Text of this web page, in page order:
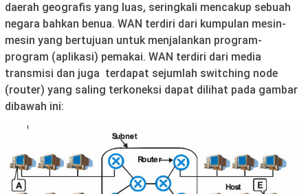
daerah geografis yang luas, seringkali mencakup sebuah
negara bahkan benua. WAN terdiri dari kumpulan mesin-
mesin yang bertujuan untuk menjalankan program-
program (aplikasi) pemakai. WAN terdiri dari media
transmisi dan juga terdapat sejumlah switching node
(router) yang saling terkoneksi dapat dilihat pada gambar
dibawah ini: